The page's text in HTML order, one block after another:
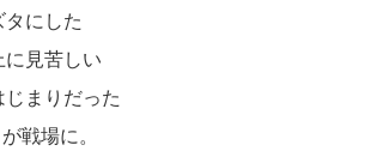
にした
見苦しい
まりだった
戦場に。